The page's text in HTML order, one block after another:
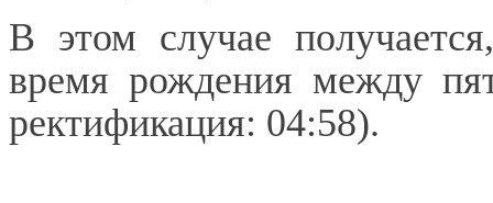
В этом случае
время рождения между
ректификация: 04:58).